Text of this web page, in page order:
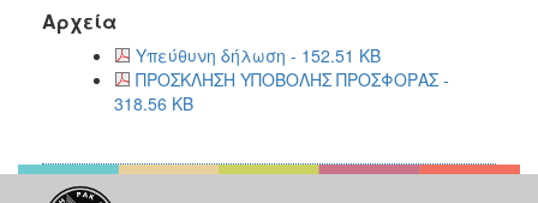
Αρχεία
Υπεύθυνη δήλωση - 152.51 KB
ΠΡΟΣΚΛΗΣΗ ΥΠΟΒΟΛΗΣ ΠΡΟΣΦΟΡΑΣ -
318.56 KB